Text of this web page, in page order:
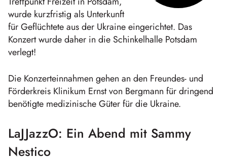
wurde kurzfristig als Unterkunft
für Geflüchtete aus der Ukraine eingerichtet. Das
Konzert wurde daher in die Schinkelhalle Potsdam
verlegt!
Die Konzerteinnahmen gehen an den Freundes- und
Förderkreis Klinikum Ernst von Bergmann für dringend
benötigte medizinische Güter für die Ukraine.
LaJJazzO: Ein Abend mit Sammy
Nestico